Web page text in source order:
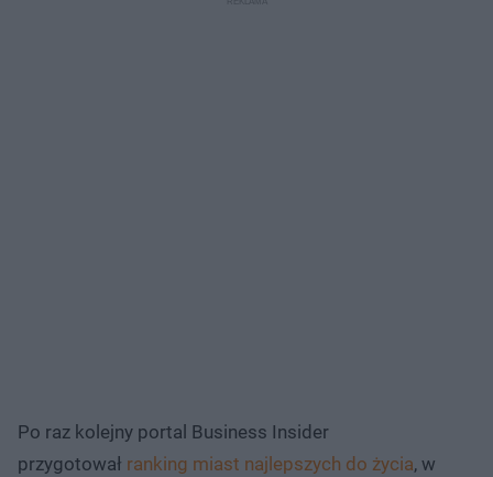
Po raz kolejny portal Business Insider
przygotował ranking miast najlepszych do życia, w